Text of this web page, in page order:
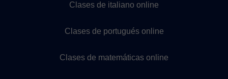
Clases de italiano online
Clases de portugués online
Clases de matemáticas online